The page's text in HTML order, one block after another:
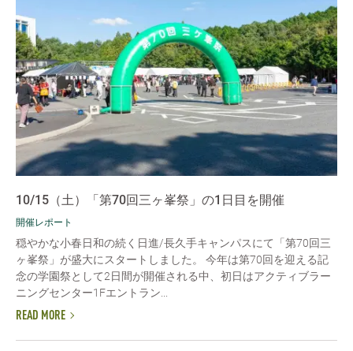
10/15（土）「第70回三ヶ峯祭」の1日目を開催
開催レポート
穏やかな小春日和の続く日進/長久手キャンパスにて「第70回三
ヶ峯祭」が盛大にスタートしました。 今年は第70回を迎える記
念の学園祭として2日間が開催される中、初日はアクティブラー
ニングセンター1Fエントラン...
READ MORE